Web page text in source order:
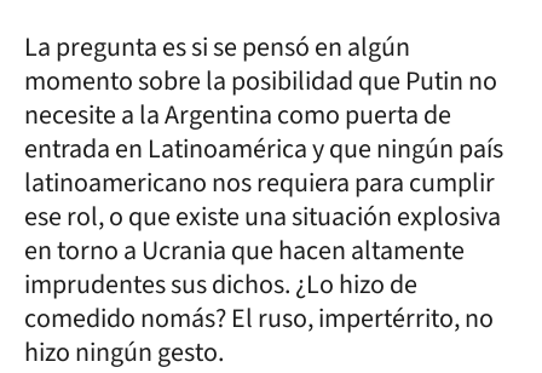
La pregunta es si se pensó en algún
momento sobre la posibilidad que Putin no
necesite a la Argentina como puerta de
entrada en Latinoamérica y que ningún país
latinoamericano nos requiera para cumplir
ese rol, o que existe una situación explosiva
en torno a Ucrania que hacen altamente
imprudentes sus dichos. ¿Lo hizo de
comedido nomás? El ruso, impertérrito, no
hizo ningún gesto.